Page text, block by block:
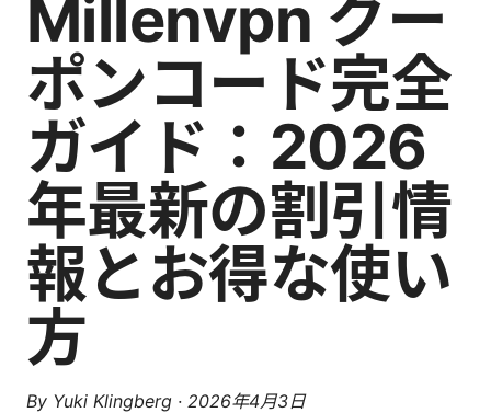
Millenvpn クー
ポンコード完全
ガイド：2026
年最新の割引情
報とお得な使い
方
By Yuki Klingberg · 2026年4月3日